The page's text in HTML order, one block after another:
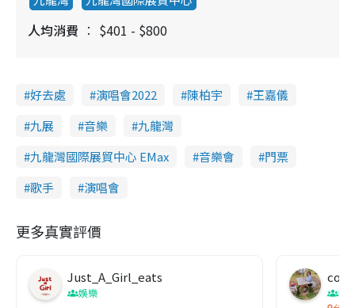
人均消費 $401 - $800
好去處 演唱會2022 陳柏宇
王嘉儀
九展
音樂
九龍灣
九龍灣國際展貿中心 EMax
音樂會
門票
歌手
演唱會
更多真實評價
Just_A_Girl_eats
娛樂
co
吹